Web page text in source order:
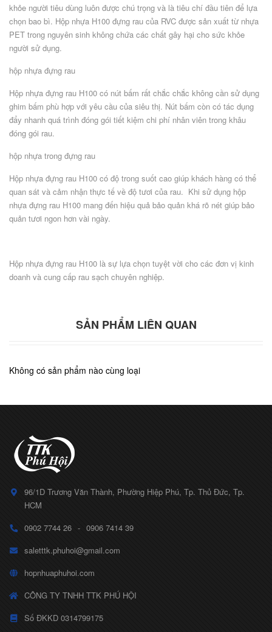
khỏe người tiêu dùng luôn được chú trọng và là tiêu chí đầu tiên để lựa
chọn bao bì. Hộp nhựa H100 đựng rau của RVC được sản xuất từ nhựa
PET trong nguyên sinh không chứa các chất gây hại cho sức khỏe
người sử dụng.
hộp nhựa đựng rau
Hộp nhựa đựng rau H100 có nút bấm rất chắc chắc không cần sử dụng
ghim bấm phù hợp với yêu cầu của siêu thị. Nút bấm còn có tác dụng
đẩy nhanh quá trình đóng gói tiết kiệm chi phí nhân viên trong khâu
đóng gói rau.
hộp nhựa trong đựng rau
Hộp nhựa đựng rau H100 có độ trong suốt cao giúp khách hàng có thể
quan sát và cảm nhận thực tế về độ tươi của rau. Khi sử dụng hộp
nhựa đựng rau H100 mang đến hiệu quả bảo quản khá rõ nét giúp bảo
quản tươi ngon hơn vài ngày.
Hộp nhựa đựng rau H100 là sự lựa chọn tuyệt vời cho các đơn vị kinh
doanh và cung cấp rau sạch chuyên nghiệp.
SẢN PHẨM LIÊN QUAN
Không có sản phẩm nào cùng loại
96/1D Trương Văn Thành, Phường Hiệp Phú, Tp. Thủ Đức, Tp.
HCM
0902 7744 26 - 0906 7414 39
saletttk.phuhoi@gmail.com
hopnhuaphuhoi.com
CÔNG TY TNHH TTK PHÚ HỘI
Số ĐKKD 0314799175